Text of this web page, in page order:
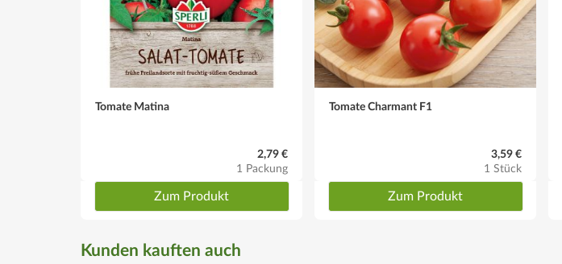
Tomate Matina
2,79 €
1 Packung
Zum Produkt
Tomate Charmant F1
3,59 €
1 Stück
Zum Produkt
Kunden kauften auch